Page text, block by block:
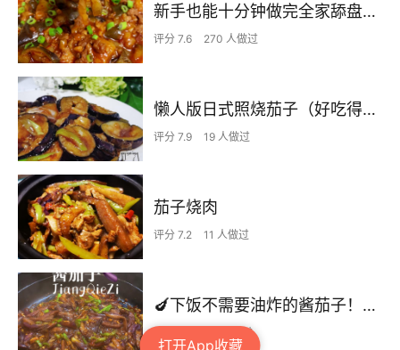
打开App收藏
新手也能十分钟做完全家舔盘子的肉末茄子
评分 7.6 270 人做过
懒人版日式照烧茄子（好吃得一塌糊涂😂简单快手）
评分 7.9 19 人做过
茄子烧肉
评分 7.2 11 人做过
🍆下饭不需要油炸的酱茄子！香辣不腻！简单上手快
23 人做过